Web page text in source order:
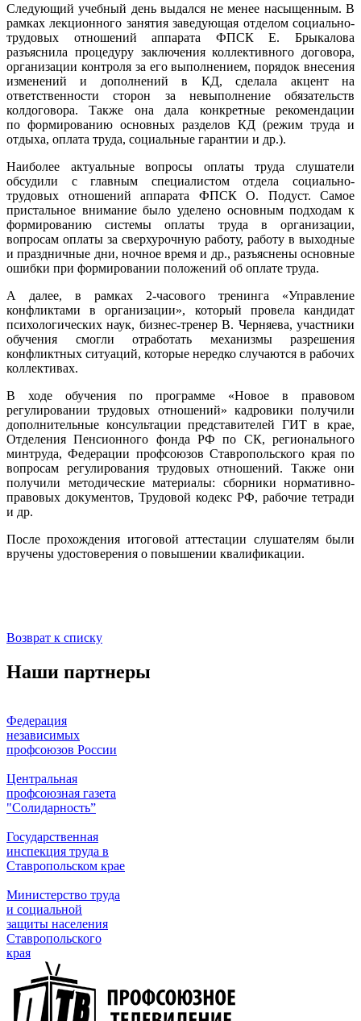
Следующий учебный день выдался не менее насыщенным. В
рамках лекционного занятия заведующая отделом социально-
трудовых отношений аппарата ФПСК Е. Брыкалова
разъяснила процедуру заключения коллективного договора,
организации контроля за его выполнением, порядок внесения
изменений и дополнений в КД, сделала акцент на
ответственности сторон за невыполнение обязательств
колдоговора. Также она дала конкретные рекомендации
по формированию основных разделов КД (режим труда и
отдыха, оплата труда, социальные гарантии и др.).
Наиболее актуальные вопросы оплаты труда слушатели
обсудили с главным специалистом отдела социально-
трудовых отношений аппарата ФПСК О. Подуст. Самое
пристальное внимание было уделено основным подходам к
формированию системы оплаты труда в организации,
вопросам оплаты за сверхурочную работу, работу в выходные
и праздничные дни, ночное время и др., разъяснены основные
ошибки при формировании положений об оплате труда.
А далее, в рамках 2-часового тренинга «Управление
конфликтами в организации», который провела кандидат
психологических наук, бизнес-тренер В. Черняева, участники
обучения смогли отработать механизмы разрешения
конфликтных ситуаций, которые нередко случаются в рабочих
коллективах.
В ходе обучения по программе «Новое в правовом
регулировании трудовых отношений» кадровики получили
дополнительные консультации представителей ГИТ в крае,
Отделения Пенсионного фонда РФ по СК, регионального
минтруда, Федерации профсоюзов Ставропольского края по
вопросам регулирования трудовых отношений. Также они
получили методические материалы: сборники нормативно-
правовых документов, Трудовой кодекс РФ, рабочие тетради
и др.
После прохождения итоговой аттестации слушателям были
вручены удостоверения о повышении квалификации.
Возврат к списку
Наши партнеры
Федерация
независимых
профсоюзов России
Центральная
профсоюзная газета
"Солидарность”
Государственная
инспекция труда в
Ставропольском крае
Министерство труда
и социальной
защиты населения
Ставропольского
края